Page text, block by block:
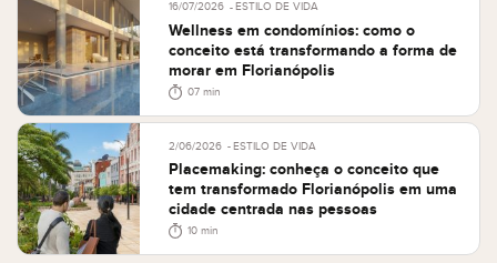
16/07/2026 ESTILO DE VIDA
Wellness em condomínios: como o
conceito está transformando a forma de
morar em Florianópolis
07 min
2/06/2026 ESTILO DE VIDA
Placemaking: conheça o conceito que
tem transformado Florianópolis em uma
cidade centrada nas pessoas
10 min